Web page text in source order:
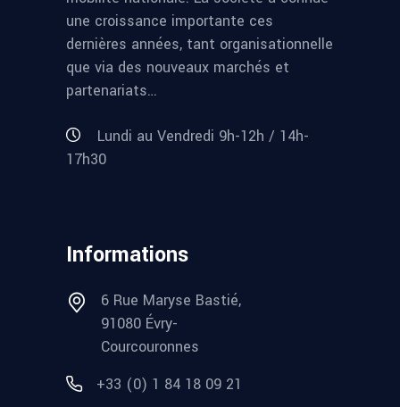
une croissance importante ces
dernières années, tant organisationnelle
que via des nouveaux marchés et
partenariats…
Lundi au Vendredi 9h-12h / 14h-
17h30
Informations
6 Rue Maryse Bastié,
91080 Évry-
Courcouronnes
+33 (0) 1 84 18 09 21